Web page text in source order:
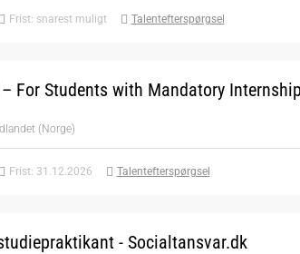
Frist: snarest muligt Talentefterspørgsel
For Students with Mandatory
(Norge)
Frist: 31.12.2026 Talentefterspørgsel
- Socialtansvar.dk